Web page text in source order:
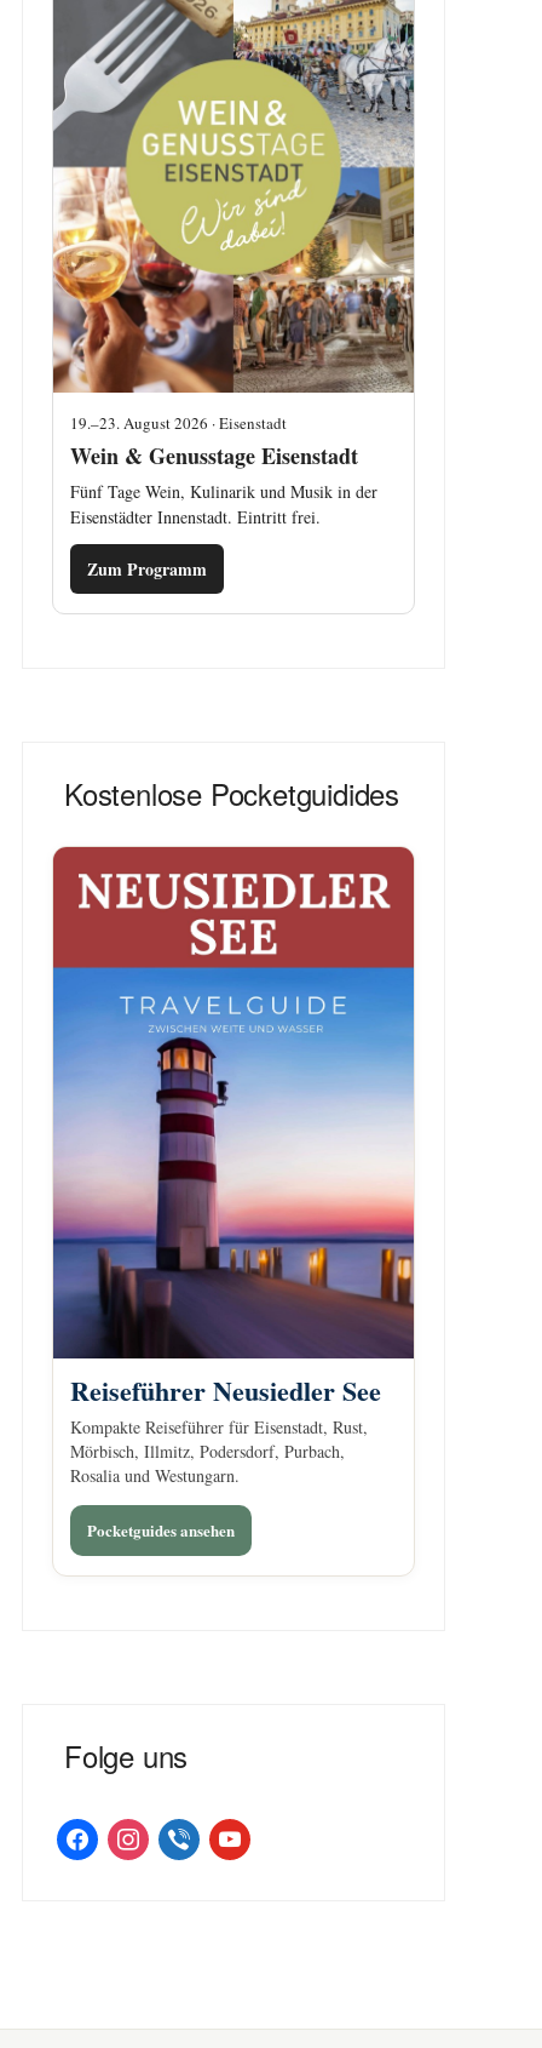
19.–23. August 2026 · Eisenstadt
Wein & Genusstage Eisenstadt
Fünf Tage Wein, Kulinarik und Musik in der
Eisenstädter Innenstadt. Eintritt frei.
Zum Programm
Kostenlose Pocketguidides
Reiseführer Neusiedler See
Kompakte Reiseführer für Eisenstadt, Rust,
Mörbisch, Illmitz, Podersdorf, Purbach,
Rosalia und Westungarn.
Pocketguides ansehen
Folge uns
facebookinstagramviber youtube